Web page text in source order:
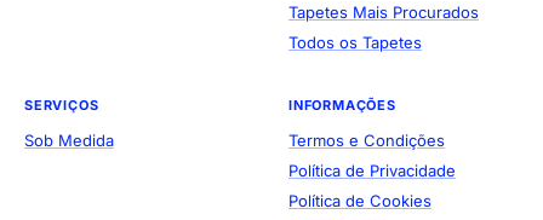
Tapetes Mais Procurados
Todos os Tapetes
SERVIÇOS
Sob Medida
INFORMAÇÕES
Termos e Condições
Política de Privacidade
Política de Cookies